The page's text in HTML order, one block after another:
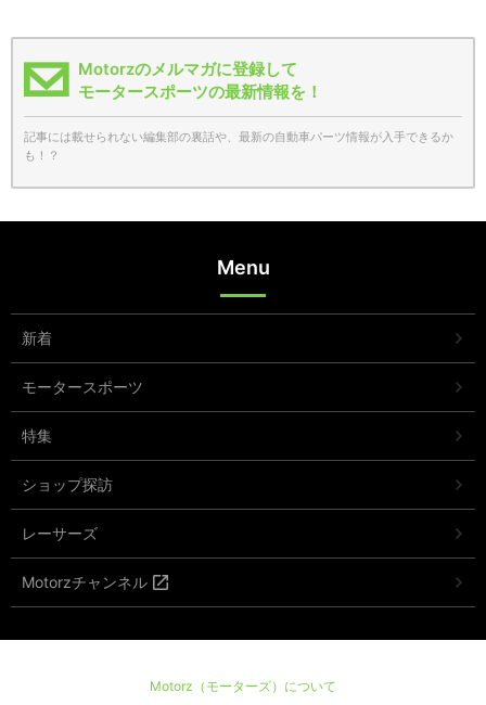
Motorzのメルマガに登録して
モータースポーツの最新情報を！
記事には載せられない編集部の裏話や、最新の自動車パーツ情報が入手できるか
も！？
Menu
新着
モータースポーツ
特集
ショップ探訪
レーサーズ
Motorzチャンネル
Motorz（モーターズ）について